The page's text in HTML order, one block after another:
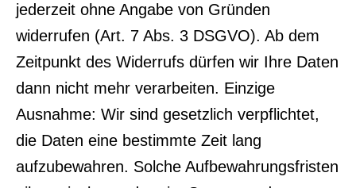
jederzeit ohne Angabe von Gründen
widerrufen (Art. 7 Abs. 3 DSGVO). Ab dem
Zeitpunkt des Widerrufs dürfen wir Ihre Daten
dann nicht mehr verarbeiten. Einzige
Ausnahme: Wir sind gesetzlich verpflichtet,
die Daten eine bestimmte Zeit lang
aufzubewahren. Solche Aufbewahrungsfristen